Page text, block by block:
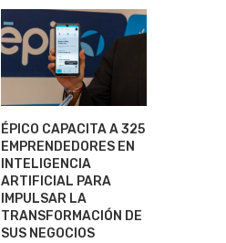
ÉPICO CAPACITA A 325
EMPRENDEDORES EN
INTELIGENCIA
ARTIFICIAL PARA
IMPULSAR LA
TRANSFORMACIÓN DE
SUS NEGOCIOS